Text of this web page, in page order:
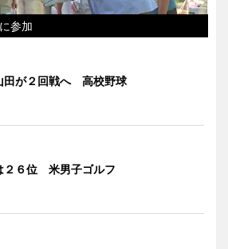
参加
田が２回戦へ 高校野球
２６位 米男子ゴルフ